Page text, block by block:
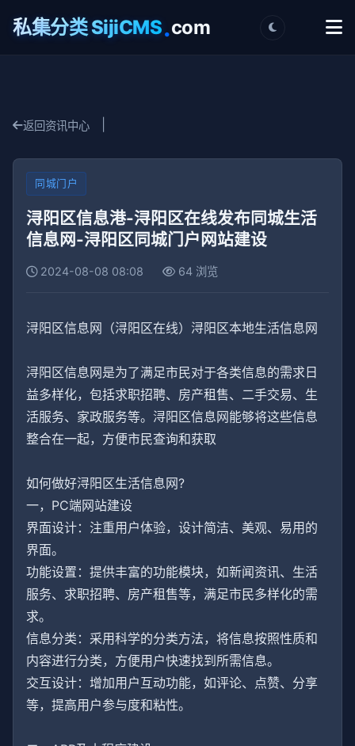
私集分类 SijiCMS.com
返回资讯中心
同城门户
浔阳区信息港-浔阳区在线发布同城生活
信息网-浔阳区同城门户网站建设
2024-08-08 08:08 64 浏览
浔阳区信息网（浔阳区在线）浔阳区本地生活信息网
浔阳区信息网是为了满足市民对于各类信息的需求日
益多样化，包括求职招聘、房产租售、二手交易、生
活服务、家政服务等。浔阳区信息网能够将这些信息
整合在一起，方便市民查询和获取
如何做好浔阳区生活信息网?
一，PC端网站建设
界面设计：注重用户体验，设计简洁、美观、易用的
界面。
功能设置：提供丰富的功能模块，如新闻资讯、生活
服务、求职招聘、房产租售等，满足市民多样化的需
求。
信息分类：采用科学的分类方法，将信息按照性质和
内容进行分类，方便用户快速找到所需信息。
交互设计：增加用户互动功能，如评论、点赞、分享
等，提高用户参与度和粘性。